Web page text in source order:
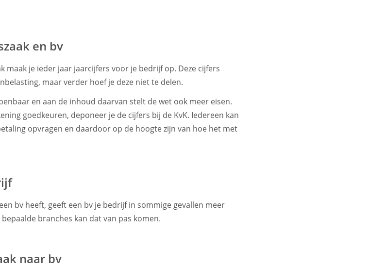
en bv
maak je ieder jaar jaarcijfers voor je bedrijf op. Deze cijfers
maar verder hoef je deze niet te delen.
en aan de inhoud daarvan stelt de wet ook meer eisen.
goedkeuren, deponeer je de cijfers bij de KvK. Iedereen kan
opvragen en daardoor op de hoogte zijn van hoe het met
bv heeft, geeft een bv je bedrijf in sommige gevallen meer
branches kan dat van pas komen.
naar bv